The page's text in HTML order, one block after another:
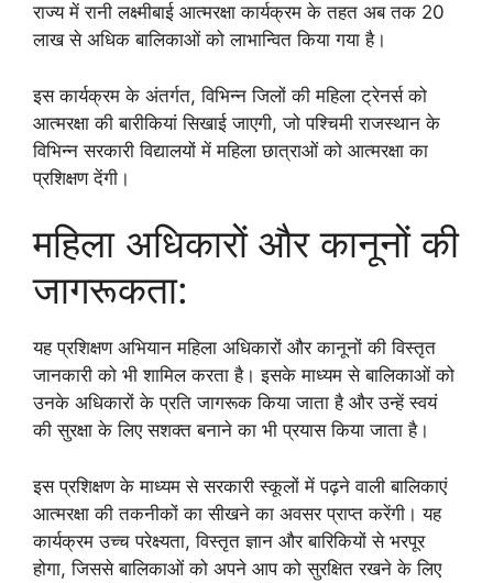
राज्य में रानी लक्ष्मीबाई आत्मरक्षा कार्यक्रम के तहत अब तक 20
लाख से अधिक बालिकाओं को लाभान्वित किया गया है।
इस कार्यक्रम के अंतर्गत, विभिन्न जिलों की महिला ट्रेनर्स को
आत्मरक्षा की बारीकियां सिखाई जाएगी, जो पश्चिमी राजस्थान के
विभिन्न सरकारी विद्यालयों में महिला छात्राओं को आत्मरक्षा का
प्रशिक्षण देंगी।
महिला अधिकारों और कानूनों की
जागरूकता:
यह प्रशिक्षण अभियान महिला अधिकारों और कानूनों की विस्तृत
जानकारी को भी शामिल करता है। इसके माध्यम से बालिकाओं को
उनके अधिकारों के प्रति जागरूक किया जाता है और उन्हें स्वयं
की सुरक्षा के लिए सशक्त बनाने का भी प्रयास किया जाता है।
इस प्रशिक्षण के माध्यम से सरकारी स्कूलों में पढ़ने वाली बालिकाएं
आत्मरक्षा की तकनीकों का सीखने का अवसर प्राप्त करेंगी। यह
कार्यक्रम उच्च परेक्ष्यता, विस्तृत ज्ञान और बारिकियों से भरपूर
होगा, जिससे बालिकाओं को अपने आप को सुरक्षित रखने के लिए